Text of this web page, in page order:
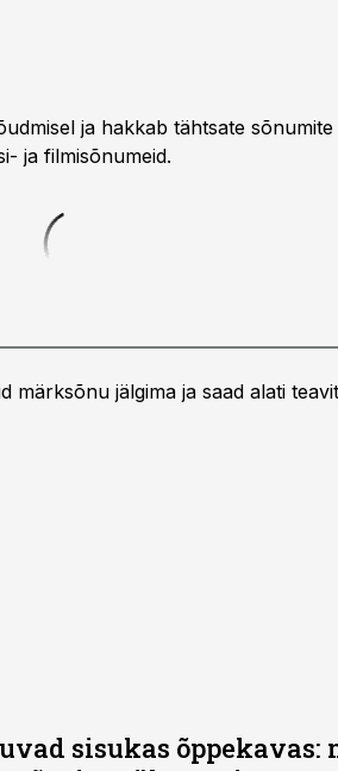
ja hakkab tähtsate
ja filmisõnumeid.
märksõnu jälgima ja saad alati
sisukas